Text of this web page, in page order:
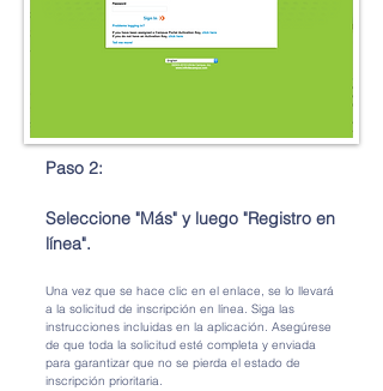
Paso 2:
Seleccione "Más" y luego "Registro en
línea".
Una vez que se hace clic en el enlace, se lo llevará
a la solicitud de inscripción en línea. Siga las
instrucciones incluidas en la aplicación. Asegúrese
de que toda la solicitud esté completa y enviada
para garantizar que no se pierda el estado de
inscripción prioritaria.